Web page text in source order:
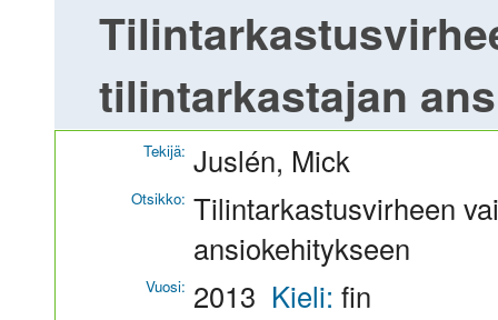
tilintarkastajan
Tekijä: Juslén, Mick
Otsikko: Tilintarkastusvirheen
ansiokehitykseen
Vuosi: 2013 Kieli: fin